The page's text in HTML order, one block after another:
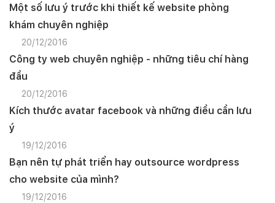
Một số lưu ý trước khi thiết kế website phòng
khám chuyên nghiệp
20/12/2016
Công ty web chuyên nghiệp - những tiêu chí hàng
đầu
20/12/2016
Kích thước avatar facebook và những điều cần lưu
ý
19/12/2016
Bạn nên tự phát triển hay outsource wordpress
cho website của mình?
19/12/2016